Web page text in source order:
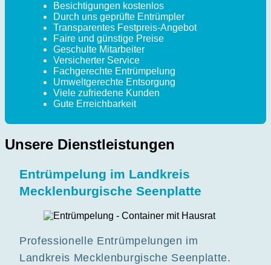
Besichtigungen kostenlos
Durch uns geprüfte Entrümpler
Transparentes Festpreis-Angebot
Faire und günstige Preise
Geschulte Mitarbeiter
Versicherter Service
Fachgerechte Entrümpelung
Umweltgerechte Entsorgung
Viele zufriedene Kunden
Gute Erreichbarkeit
Unsere Dienstleistungen
Entrümpelung im Landkreis
Mecklenburgische Seenplatte
Professionelle Entrümpelungen im
Landkreis Mecklenburgische Seenplatte.